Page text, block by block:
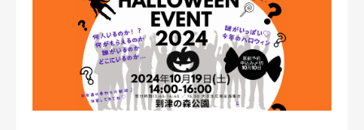
クラスについて
Q&A
スケジュール